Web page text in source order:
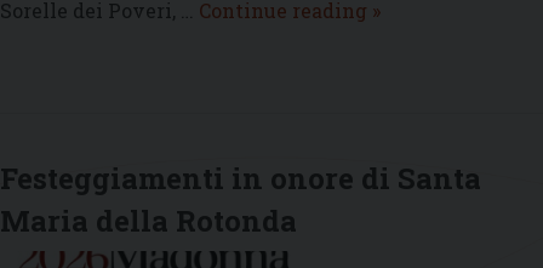
Sorelle dei Poveri, … Continue reading Il
superiora
»
Festeggiamenti in onore di Santa
Maria della Rotonda